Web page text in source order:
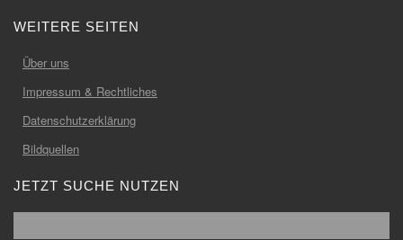
WEITERE SEITEN
Über uns
Impressum & Rechtliches
Datenschutzerklärung
Bildquellen
JETZT SUCHE NUTZEN